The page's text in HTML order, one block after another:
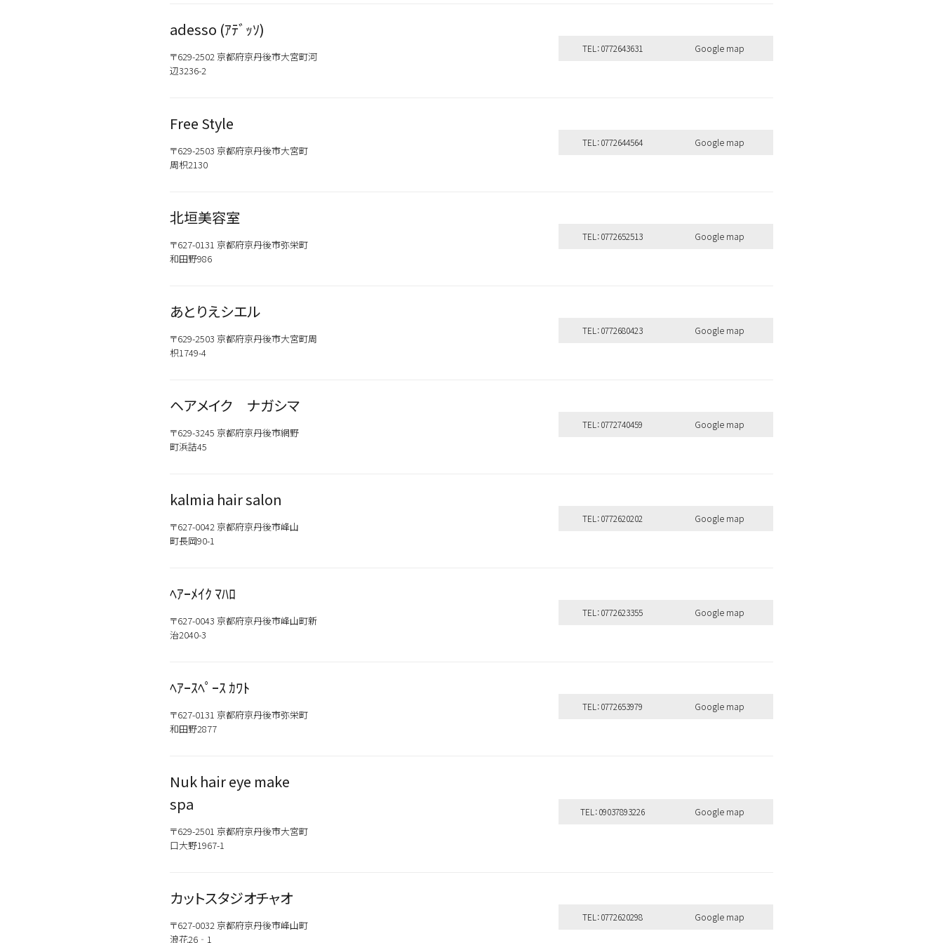
adesso (ｱﾃﾞｯｿ)
〒629-2502 京都府京丹後市大宮町河
辺3236-2
TEL：0772643631 Google map
Free Style
〒629-2503 京都府京丹後市大宮町
周枳2130
TEL：0772644564 Google map
北垣美容室
〒627-0131 京都府京丹後市弥栄町
和田野986
TEL：0772652513 Google map
あとりえシエル
〒629-2503 京都府京丹後市大宮町周
枳1749-4
TEL：0772680423 Google map
ヘアメイク ナガシマ
〒629-3245 京都府京丹後市網野
町浜詰45
TEL：0772740459 Google map
kalmia hair salon
〒627-0042 京都府京丹後市峰山
町長岡90-1
TEL：0772620202 Google map
ﾍｱｰﾒｲｸ ﾏﾊﾛ
〒627-0043 京都府京丹後市峰山町新
治2040-3
TEL：0772623355 Google map
ﾍｱｰｽﾍﾟｰｽ ｶﾜﾄ
〒627-0131 京都府京丹後市弥栄町
和田野2877
TEL：0772653979 Google map
Nuk hair eye make
spa
〒629-2501 京都府京丹後市大宮町
口大野1967-1
TEL：09037893226 Google map
カットスタジオチャオ
〒627-0032 京都府京丹後市峰山町
浪花26‐1
TEL：0772620298 Google map